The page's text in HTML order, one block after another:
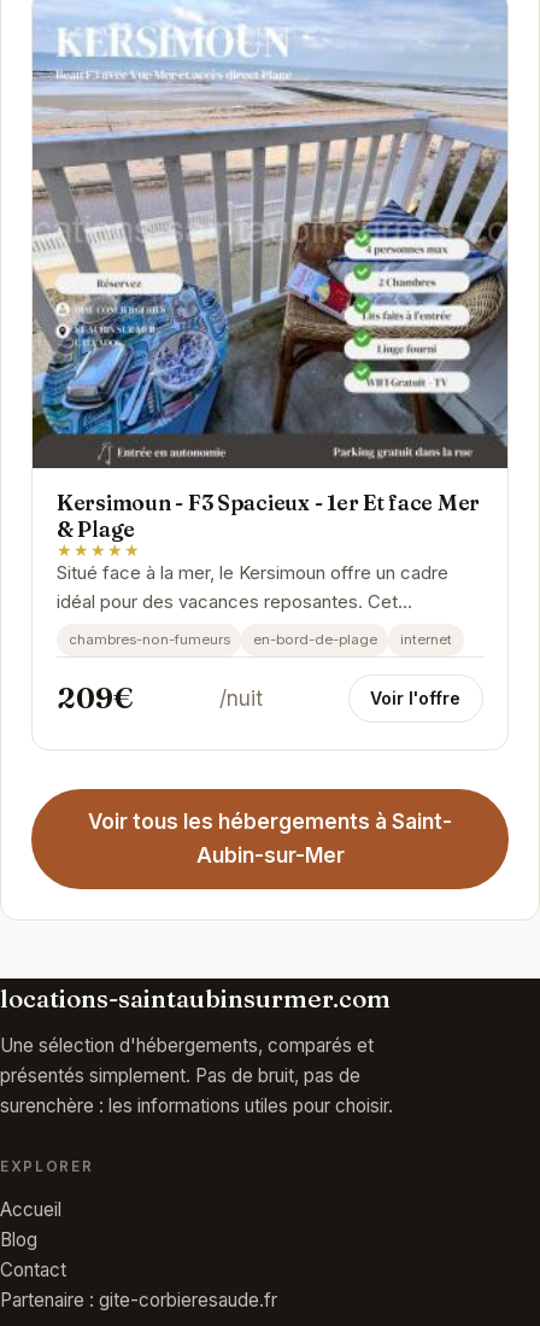
Kersimoun - F3 Spacieux - 1er Et face Mer
& Plage
★★★★★
Situé face à la mer, le Kersimoun offre un cadre
idéal pour des vacances reposantes. Cet
appartement spacieux et lumineux dispose de tout
le...
chambres-non-fumeurs en-bord-de-plage internet
209€ /nuit Voir l'offre
Voir tous les hébergements à Saint-
Aubin-sur-Mer
locations-saintaubinsurmer.com
Une sélection d'hébergements, comparés et
présentés simplement. Pas de bruit, pas de
surenchère : les informations utiles pour choisir.
EXPLORER
Accueil
Blog
Contact
Partenaire : gite-corbieresaude.fr